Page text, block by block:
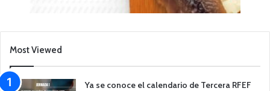
Most Viewed
Ya se conoce el calendario de Tercera RFEF